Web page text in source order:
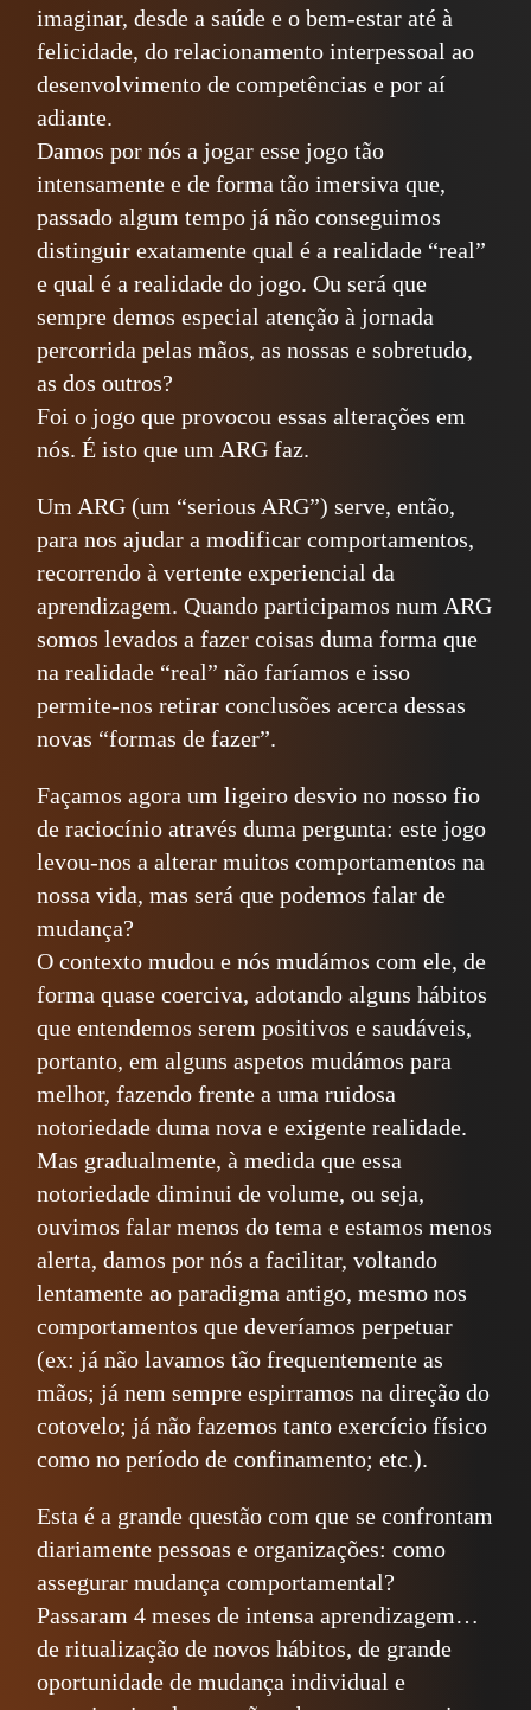
imaginar, desde a saúde e o bem-estar até à
felicidade, do relacionamento interpessoal ao
desenvolvimento de competências e por aí
adiante.
Damos por nós a jogar esse jogo tão
intensamente e de forma tão imersiva que,
passado algum tempo já não conseguimos
distinguir exatamente qual é a realidade “real”
e qual é a realidade do jogo. Ou será que
sempre demos especial atenção à jornada
percorrida pelas mãos, as nossas e sobretudo,
as dos outros?
Foi o jogo que provocou essas alterações em
nós. É isto que um ARG faz.
Um ARG (um “serious ARG”) serve, então,
para nos ajudar a modificar comportamentos,
recorrendo à vertente experiencial da
aprendizagem. Quando participamos num ARG
somos levados a fazer coisas duma forma que
na realidade “real” não faríamos e isso
permite-nos retirar conclusões acerca dessas
novas “formas de fazer”.
Façamos agora um ligeiro desvio no nosso fio
de raciocínio através duma pergunta: este jogo
levou-nos a alterar muitos comportamentos na
nossa vida, mas será que podemos falar de
mudança?
O contexto mudou e nós mudámos com ele, de
forma quase coerciva, adotando alguns hábitos
que entendemos serem positivos e saudáveis,
portanto, em alguns aspetos mudámos para
melhor, fazendo frente a uma ruidosa
notoriedade duma nova e exigente realidade.
Mas gradualmente, à medida que essa
notoriedade diminui de volume, ou seja,
ouvimos falar menos do tema e estamos menos
alerta, damos por nós a facilitar, voltando
lentamente ao paradigma antigo, mesmo nos
comportamentos que deveríamos perpetuar
(ex: já não lavamos tão frequentemente as
mãos; já nem sempre espirramos na direção do
cotovelo; já não fazemos tanto exercício físico
como no período de confinamento; etc.).
Esta é a grande questão com que se confrontam
diariamente pessoas e organizações: como
assegurar mudança comportamental?
Passaram 4 meses de intensa aprendizagem…
de ritualização de novos hábitos, de grande
oportunidade de mudança individual e